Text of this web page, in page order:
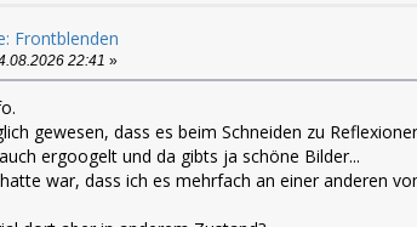
Frontblenden
22:41 »
gewesen, dass es beim Schneiden zu
ergoogelt und da gibts ja schöne Bilder...
war, dass ich es mehrfach an einer anderen